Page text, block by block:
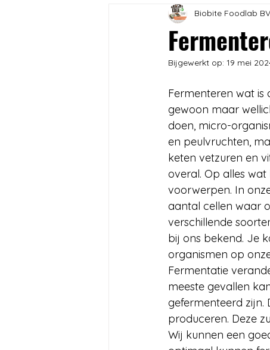
Workouts "Een jaar lang Fit"
Biobite Foodlab BV
Bijgewerkt op: 19 mei
Fermenteren wat is
gewoon maar
doen, micro-
en peulvruchten,
keten vetzuren en
overal. Op alles
voorwerpen. In
aantal cellen waar
verschillende
bij ons bekend. Je
organismen op
Fermentatie
meeste gevallen
gefermenteerd
produceren. Deze
Wij kunnen een